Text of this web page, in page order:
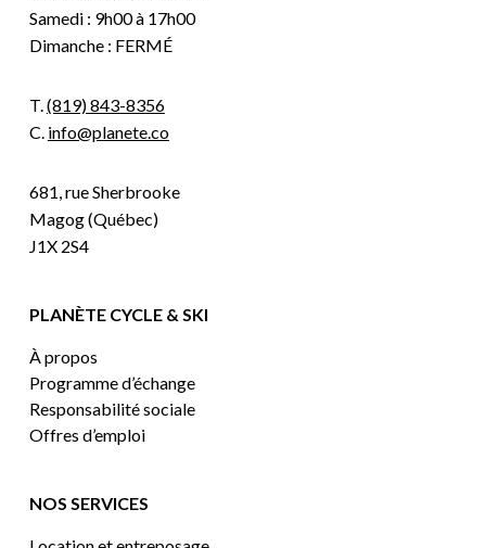
Samedi : 9h00 à 17h00
Dimanche : FERMÉ
T.(819) 843-8356
C. info@planete.co
681, rue Sherbrooke
Magog (Québec)
J1X 2S4
PLANÈTE CYCLE & SKI
À propos
Programme d’échange
Responsabilité sociale
Offres d’emploi
NOS SERVICES